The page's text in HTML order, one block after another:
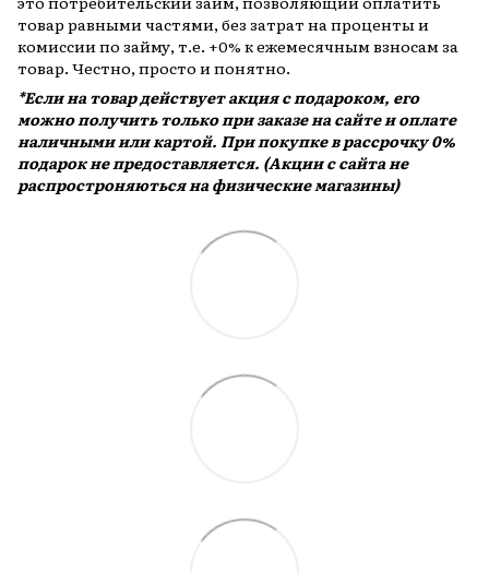
товар равными частями, без затрат на проценты и
комиссии по займу, т.е. +0% к ежемесячным взносам за
товар. Честно, просто и понятно.
*Если на товар действует акция с подароком, его
можно получить только при заказе на сайте и оплате
наличными или картой. При покупке в рассрочку 0%
подарок не предоставляется. (Акции с сайта не
распростроняються на физические магазины)